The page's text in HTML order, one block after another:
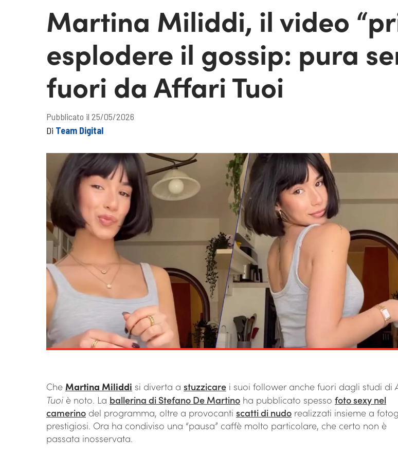
Martina Miliddi, il video
esplodere il gossip: pura
fuori da Affari Tuoi
Pubblicato il 25/05/2026
Di Team Digital
Che Martina Miliddi si diverta a stuzzicare i suoi follower anche fuori dagli studi di
Tuoi è noto. La ballerina di Stefano De Martino ha pubblicato spesso foto sexy nel
camerino del programma, oltre a provocanti scatti di nudo realizzati insieme a
prestigiosi. Ora ha condiviso una “pausa” caffè molto particolare, che certo non è
passata inosservata.